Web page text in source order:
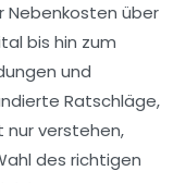
Nebenkosten über
bis hin zum
und
Ratschläge,
nur verstehen,
des richtigen